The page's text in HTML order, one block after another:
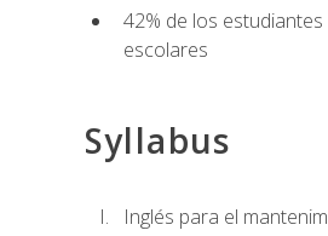
42% de los
escolares
Syllabus
Inglés para el